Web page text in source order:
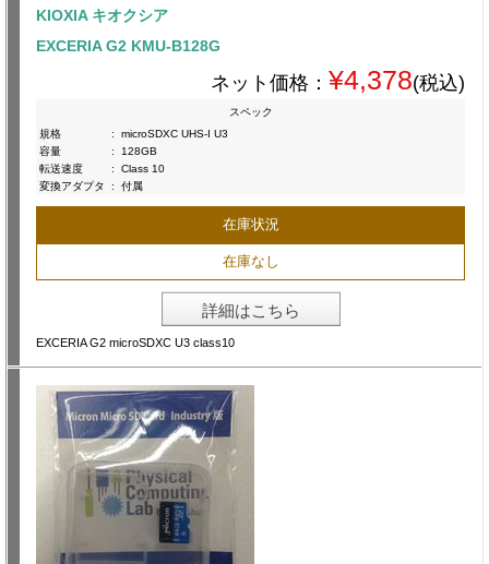
KIOXIA キオクシア
EXCERIA G2 KMU-B128G
ネット価格： ¥4,378(税込)
スペック
規格
:
microSDXC UHS-I U3
容量
:
128GB
転送速度
:
Class 10
変換アダプタ
: 付属
在庫状況
在庫なし
詳細はこちら
EXCERIA G2 microSDXC U3 class10